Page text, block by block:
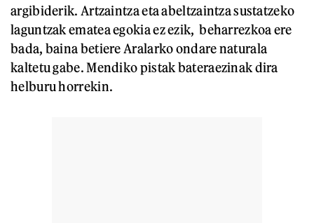
argibiderik. Artzaintza eta abeltzaintza sustatzeko
laguntzak ematea egokia ez ezik, beharrezkoa ere
bada, baina betiere Aralarko ondare naturala
kaltetu gabe. Mendiko pistak bateraezinak dira
helburu horrekin.